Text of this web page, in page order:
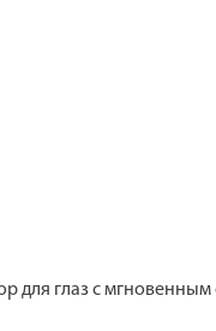
для глаз с